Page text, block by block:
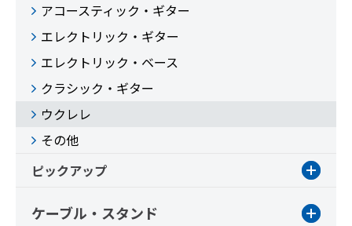
アコースティック・ギター
エレクトリック・ギター
エレクトリック・ベース
クラシック・ギター
ウクレレ
その他
ピックアップ
ケーブル・スタンド